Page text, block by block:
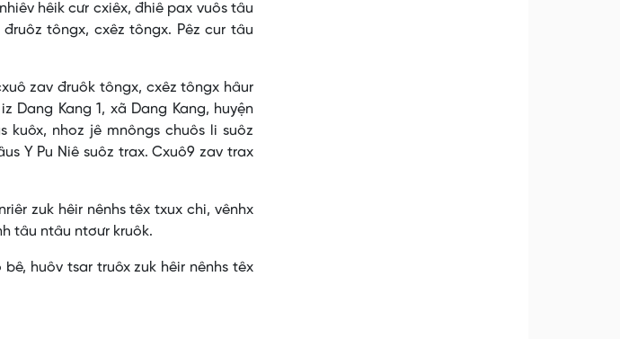
hêik cưr cxiêx, đhiê pax vuôs tâu
tôngx, cxêz tôngx. Pêz cur tâu
zav đruôk tôngx, cxêz tôngx hâur
Dang Kang 1, xã Dang Kang, huyện
kuôx, nhoz jê mnôngs chuôs li suôz
Y Pu Niê suôz trax. Cxuô9 zav trax
zuk hêir nênhs têx txux chi, vênhx
tâu ntâu ntơưr kruôk.
huôv tsar truôx zuk hêir nênhs têx